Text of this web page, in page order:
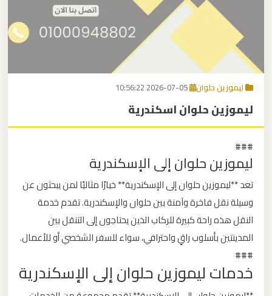
اتصل بنا
EN
ليموزين حلوان
ليموزين حلوان اسكندرية
###
ليموزين حلوان إلى الإسكندرية
تعد **ليموزين حلوان إلى الإسكندرية** خيارًا مثاليًا لمن يبحثون عن
وسيلة نقل فاخرة وآمنة بين حلوان والإسكندرية. تقدم خدمة
النقل هذه راحة كبيرة للركاب الذين يحتاجون إلى التنقل بين
المدينتين بأسلوب راقٍ واحترافي، سواء للسفر الشخصي أو للأعمال.
###
خدمات ليموزين حلوان إلى الإسكندرية
القاهرة
مكاتب
ليموزين
الاسكندرية
القاهرة
ليموزين
ليموزين
نويبع